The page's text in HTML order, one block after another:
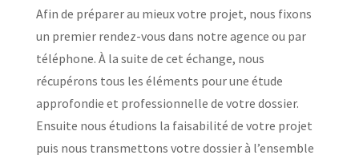
Afin de préparer au mieux votre projet, nous fixons
un premier rendez-vous dans notre agence ou par
téléphone. À la suite de cet échange, nous
récupérons tous les éléments pour une étude
approfondie et professionnelle de votre dossier.
Ensuite nous étudions la faisabilité de votre projet
puis nous transmettons votre dossier à l’ensemble